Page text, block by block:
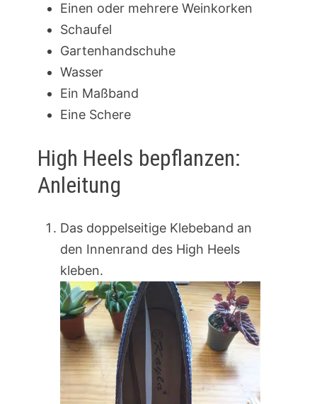
Einen oder mehrere Weinkorken
Schaufel
Gartenhandschuhe
Wasser
Ein Maßband
Eine Schere
High Heels bepflanzen:
Anleitung
Das doppelseitige Klebeband an
den Innenrand des High Heels
kleben.